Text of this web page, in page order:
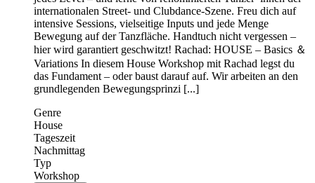
internationalen Street- und Clubdance-Szene. Freu dich auf
intensive Sessions, vielseitige Inputs und jede Menge
Bewegung auf der Tanzfläche. Handtuch nicht vergessen –
hier wird garantiert geschwitzt! Rachad: HOUSE – Basics ＆
Variations In diesem House Workshop mit Rachad legst du
das Fundament – oder baust darauf auf. Wir arbeiten an den
grundlegenden Bewegungsprinzi [...]
Genre
House
Tageszeit
Nachmittag
Typ
Workshop